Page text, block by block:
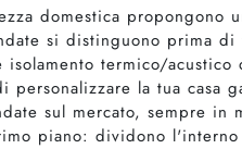
domestica propongono
si distinguono prima
termico/
la tua casa
sul mercato, sempre
piano: dividono